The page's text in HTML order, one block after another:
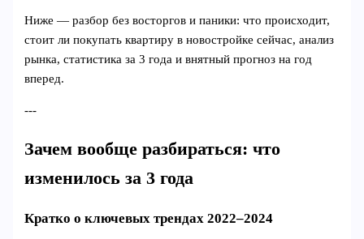
Ниже — разбор без восторгов и паники: что происходит,
стоит ли покупать квартиру в новостройке сейчас, анализ
рынка, статистика за 3 года и внятный прогноз на год
вперед.
---
Зачем вообще разбираться: что
изменилось за 3 года
Кратко о ключевых трендах 2022–2024